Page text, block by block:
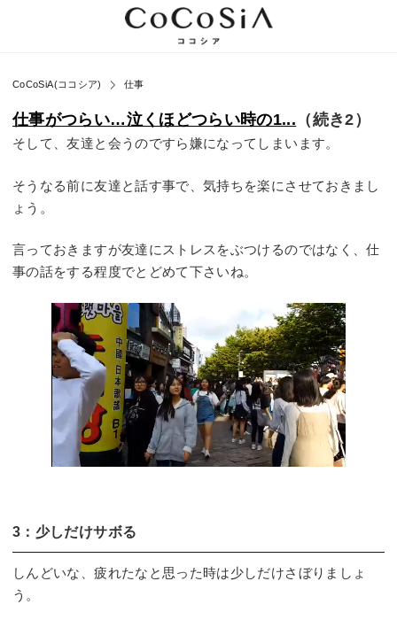
CoCoSiA(ココシア) 仕事
仕事がつらい…泣くほどつらい時の1... （続き2）
そして、友達と会うのですら嫌になってしまいます。
そうなる前に友達と話す事で、気持ちを楽にさせておきまし
ょう。
言っておきますが友達にストレスをぶつけるのではなく、仕
事の話をする程度でとどめて下さいね。
3：少しだけサボる
しんどいな、疲れたなと思った時は少しだけさぼりましょ
う。